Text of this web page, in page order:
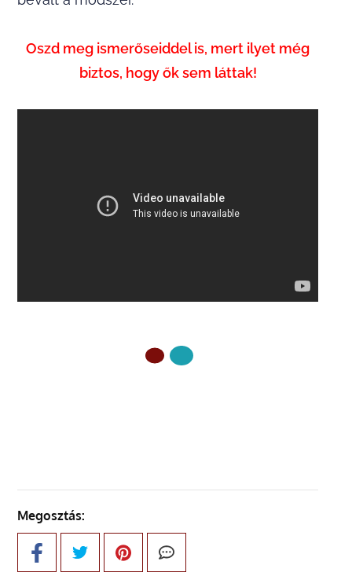
Oszd meg ismerőseiddel is, mert ilyet még
biztos, hogy ők sem láttak!
Megosztás: